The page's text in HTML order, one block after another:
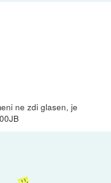
ne zdi glasen, je